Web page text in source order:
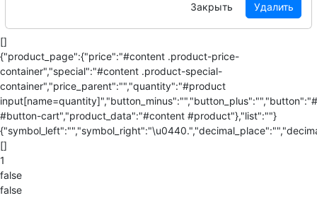
Закрыть Удалить
[]
{"product_page":{"price":"#content .product-price-
container","special":"#content .product-special-
container","price_parent":"","quantity":"#product
#button-cart","product_data":"#content #product"},"list":""}
[]
1
false
false